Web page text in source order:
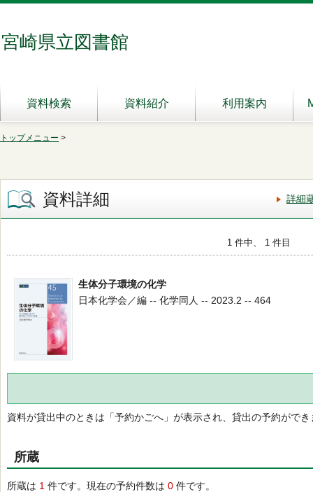
宮崎県立図書館
資料検索 資料紹介 利用案内
トップメニュー >
資料詳細 詳細
1 件中、 1 件目
生体分子環境の化学
日本化学会／編 -- 化学同人 -- 2023.2 -- 464
資料が貸出中のときは「予約かごへ」が表示され、貸出の予約ができ
所蔵
所蔵は 1 件です。現在の予約件数は 0 件です。